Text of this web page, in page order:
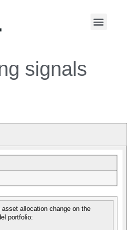
signals
allocation change on the
portfolio: